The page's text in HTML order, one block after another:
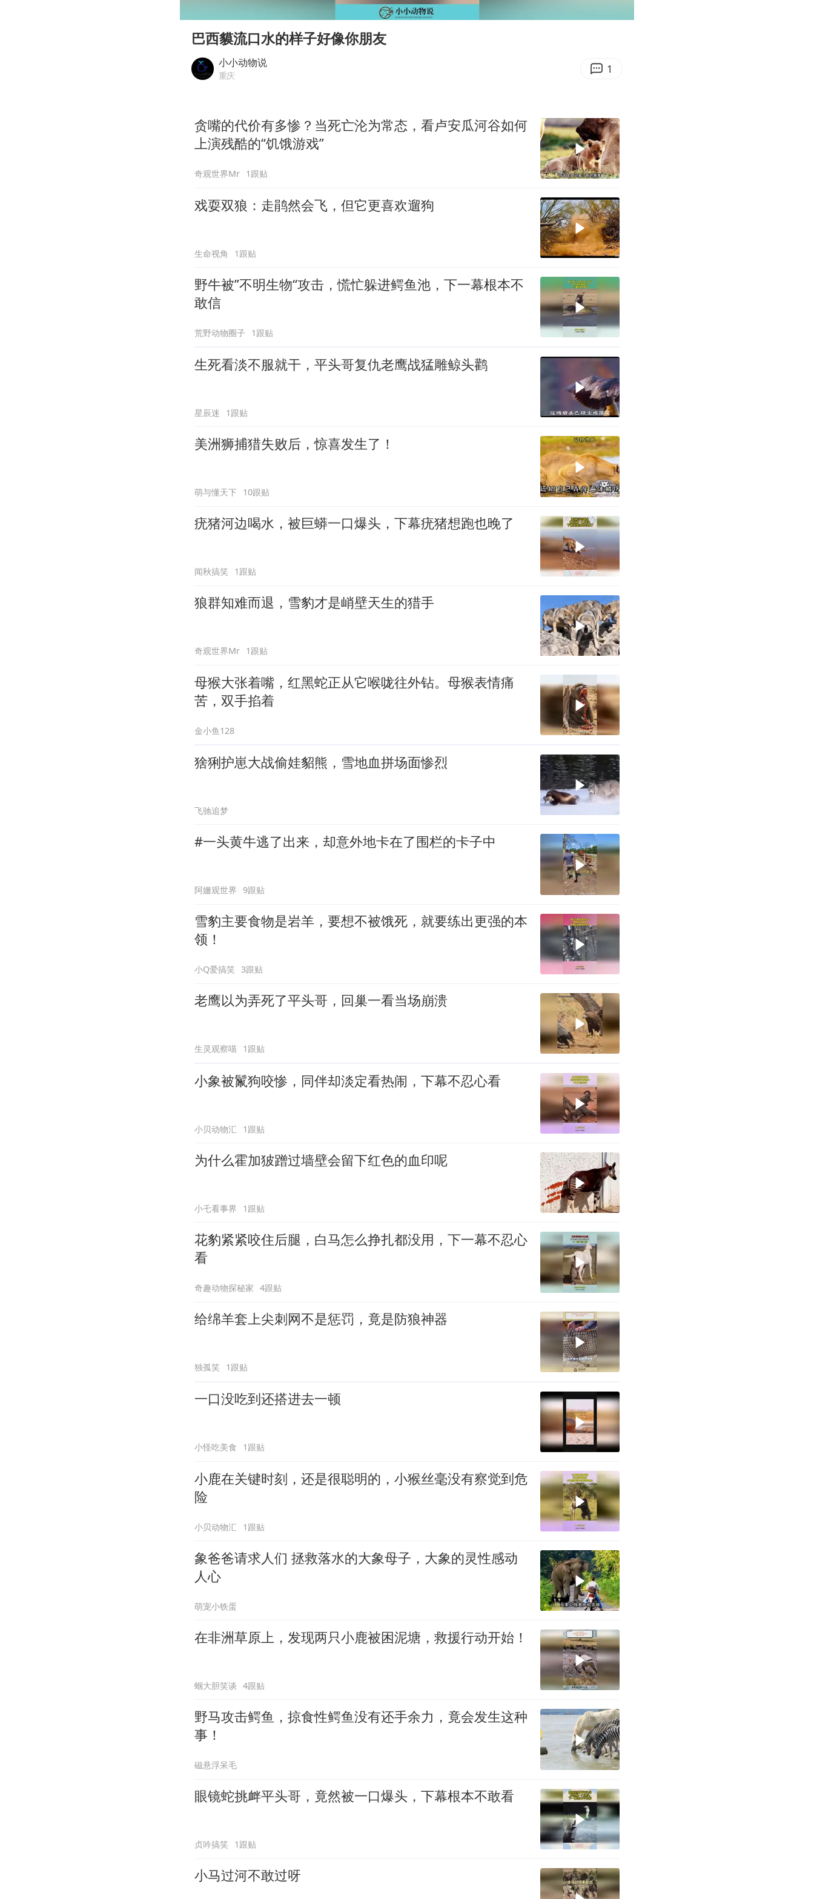
泰国一女公务员妆容引争议 本人回应
女子利用漏洞0元薅走3000多件家电
多地要求领导干部带头休假
奋进开新局 实干挑大梁
巴西貘流口水的样子好像你朋友
小小动物说
重庆 1
贪嘴的代价有多惨？当死亡沦为常态，看卢安瓜河谷如何
上演残酷的“饥饿游戏”
奇观世界Mr 1跟贴
戏耍双狼：走鹃然会飞，但它更喜欢遛狗
生命视角 1跟贴
野牛被”不明生物“攻击，慌忙躲进鳄鱼池，下一幕根本不
敢信
荒野动物圈子 1跟贴
生死看淡不服就干，平头哥复仇老鹰战猛雕鲸头鹳
星辰迷 1跟贴
美洲狮捕猎失败后，惊喜发生了！
萌与懂天下 10跟贴
疣猪河边喝水，被巨蟒一口爆头，下幕疣猪想跑也晚了
闻秋搞笑 1跟贴
狼群知难而退，雪豹才是峭壁天生的猎手
奇观世界Mr 1跟贴
母猴大张着嘴，红黑蛇正从它喉咙往外钻。母猴表情痛
苦，双手掐着
金小鱼128
猞猁护崽大战偷娃貂熊，雪地血拼场面惨烈
飞驰追梦
#一头黄牛逃了出来，却意外地卡在了围栏的卡子中
阿姗观世界 9跟贴
雪豹主要食物是岩羊，要想不被饿死，就要练出更强的本
领！
小Q爱搞笑 3跟贴
老鹰以为弄死了平头哥，回巢一看当场崩溃
生灵观察喵 1跟贴
小象被鬣狗咬惨，同伴却淡定看热闹，下幕不忍心看
小贝动物汇 1跟贴
为什么霍加狓蹭过墙壁会留下红色的血印呢
小乇看事界 1跟贴
花豹紧紧咬住后腿，白马怎么挣扎都没用，下一幕不忍心
看
奇趣动物探秘家 4跟贴
给绵羊套上尖刺网不是惩罚，竟是防狼神器
独孤笑 1跟贴
一口没吃到还搭进去一顿
小怪吃美食 1跟贴
小鹿在关键时刻，还是很聪明的，小猴丝毫没有察觉到危
险
小贝动物汇 1跟贴
象爸爸请求人们 拯救落水的大象母子，大象的灵性感动
人心
萌宠小铁蛋
在非洲草原上，发现两只小鹿被困泥塘，救援行动开始！
蝈大胆笑谈 4跟贴
野马攻击鳄鱼，掠食性鳄鱼没有还手余力，竟会发生这种
事！
磁悬浮呆毛
眼镜蛇挑衅平头哥，竟然被一口爆头，下幕根本不敢看
贞吟搞笑 1跟贴
小马过河不敢过呀